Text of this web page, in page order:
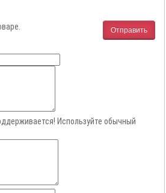
Отправить
Используйте обычный